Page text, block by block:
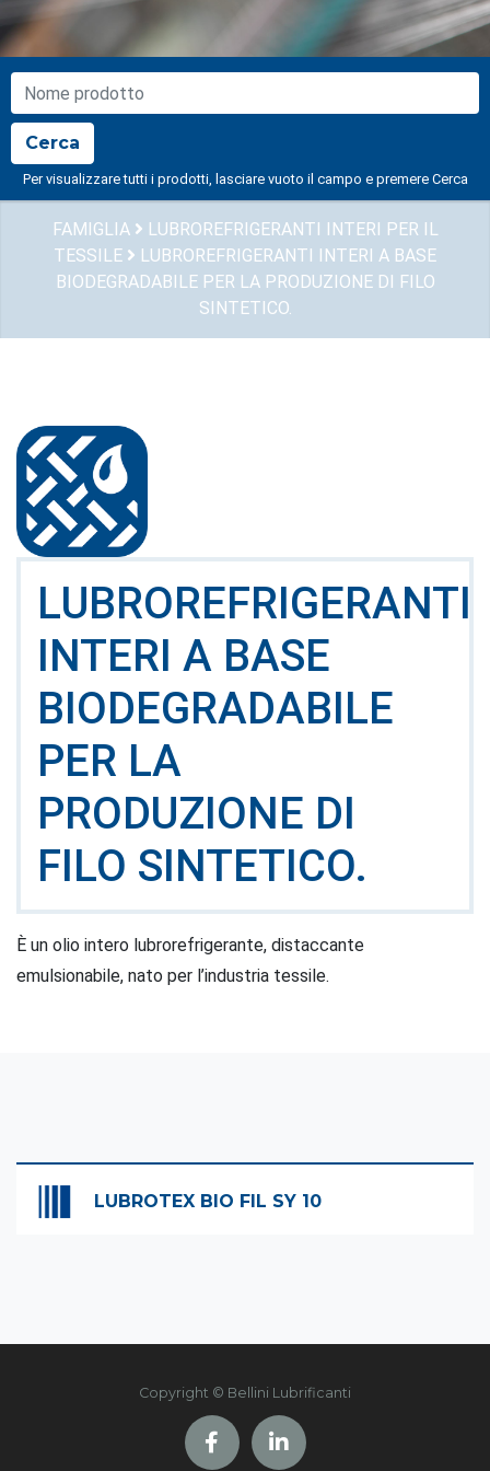
Cerca
Per visualizzare tutti i prodotti, lasciare vuoto il campo e premere Cerca
FAMIGLIA
LUBROREFRIGERANTI INTERI PER IL
TESSILE
LUBROREFRIGERANTI INTERI A BASE
BIODEGRADABILE PER LA PRODUZIONE DI FILO
SINTETICO.
LUBROREFRIGERANTI
INTERI A BASE
BIODEGRADABILE
PER LA
PRODUZIONE DI
FILO SINTETICO.
È un olio intero lubrorefrigerante, distaccante
emulsionabile, nato per l’industria tessile.
LUBROTEX BIO FIL SY 10
Copyright © Bellini Lubrificanti